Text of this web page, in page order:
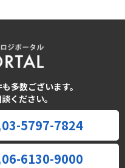
多数ございます。
ください。
03-5797-7824
06-6130-9000